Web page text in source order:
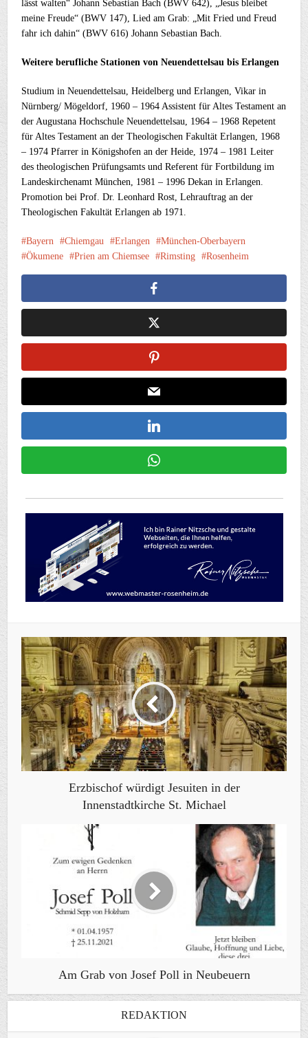
lässt walten“ Johann Sebastian Bach (BWV 642), „Jesus bleibet
meine Freude“ (BWV 147), Lied am Grab: „Mit Fried und Freud
fahr ich dahin“ (BWV 616) Johann Sebastian Bach.
Weitere berufliche Stationen von Neuendettelsau bis Erlangen
Studium in Neuendettelsau, Heidelberg und Erlangen, Vikar in
Nürnberg/ Mögeldorf, 1960 – 1964 Assistent für Altes Testament an
der Augustana Hochschule Neuendettelsau, 1964 – 1968 Repetent
für Altes Testament an der Theologischen Fakultät Erlangen, 1968
– 1974 Pfarrer in Königshofen an der Heide, 1974 – 1981 Leiter
des theologischen Prüfungsamts und Referent für Fortbildung im
Landeskirchenamt München, 1981 – 1996 Dekan in Erlangen.
Promotion bei Prof. Dr. Leonhard Rost, Lehrauftrag an der
Theologischen Fakultät Erlangen ab 1971.
Bayern Chiemgau Erlangen
München-Oberbayern
Ökumene
Prien am Chiemsee Rimsting Rosenheim
Erzbischof würdigt Jesuiten in der
Innenstadtkirche St. Michael
Am Grab von Josef Poll in Neubeuern
REDAKTION